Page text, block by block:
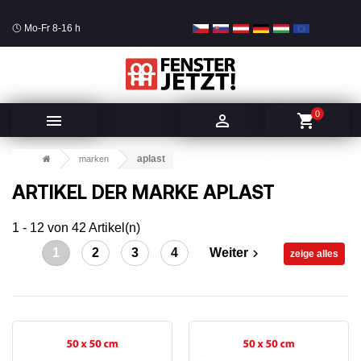
Mo-Fr 8-16 h
  shopping_cart0
marken aplast
ARTIKEL DER MARKE APLAST
1 - 12 von 42 Artikel(n)
1
2 3 4 Weiter  zeige alles